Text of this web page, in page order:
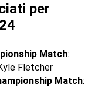
per
Match:
Fletcher
Match: